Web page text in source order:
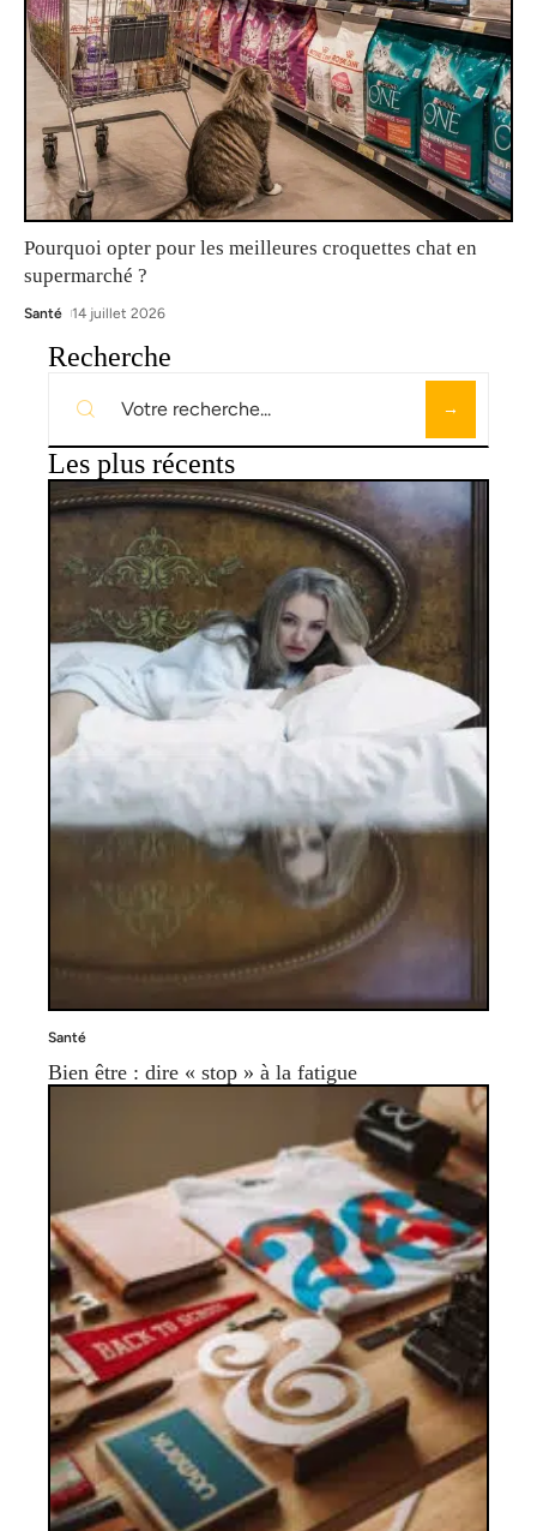
Pourquoi opter pour les meilleures croquettes chat en
supermarché ?
Santé 14 juillet 2026
Recherche
Les plus récents
Santé
Bien être : dire « stop » à la fatigue